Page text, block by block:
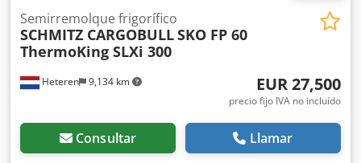
Heteren 9,134 km
Semirremolque frigorífico
SCHMITZ CARGOBULLSKO FP 60
ThermoKing SLXi 300
EUR 27,500
precio fijo IVA no incluído
Consultar Llamar